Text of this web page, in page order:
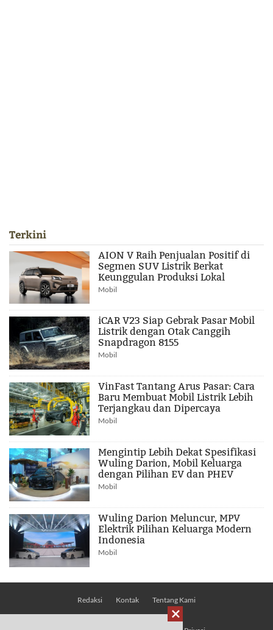
Terkini
AION V Raih Penjualan Positif di
Segmen SUV Listrik Berkat
Keunggulan Produksi Lokal
Mobil
iCAR V23 Siap Gebrak Pasar Mobil
Listrik dengan Otak Canggih
Snapdragon 8155
Mobil
VinFast Tantang Arus Pasar: Cara
Baru Membuat Mobil Listrik Lebih
Terjangkau dan Dipercaya
Mobil
Mengintip Lebih Dekat Spesifikasi
Wuling Darion, Mobil Keluarga
dengan Pilihan EV dan PHEV
Mobil
Wuling Darion Meluncur, MPV
Elektrik Pilihan Keluarga Modern
Indonesia
Mobil
Redaksi Kontak Tentang Kami
